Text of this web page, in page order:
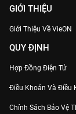
GIỚI THIỆU
Giới Thiệu Về VieON
QUY ĐỊNH
Hợp Đồng Điện Tử
Điều Khoản Và Điều
Chính Sách Bảo Vệ